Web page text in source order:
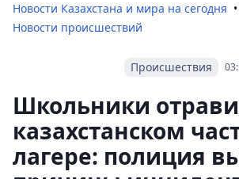
Новости Казахстана и мира на сегодня
Новости происшествий
Происшествия
Школьники
казахстанском
лагере: полиция